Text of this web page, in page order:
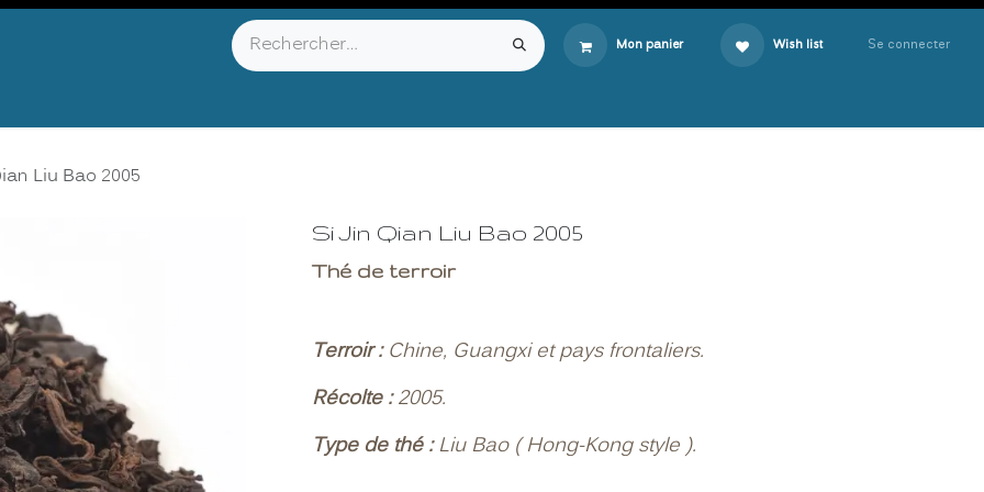
Mon panier Wish list Se connecter
Liu Bao 2005
Si Jin Qian Liu Bao 2005
Thé de terroir
Terroir :Chine, Guangxi et pays frontaliers.
Récolte :2005.
Type de thé :Liu Bao ( Hong-Kong style ).